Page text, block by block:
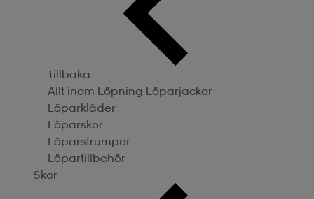
Tillbaka
Allt inom Löpning Löparjackor
Löparkläder
Löparskor
Löparstrumpor
Löpartillbehör
Skor